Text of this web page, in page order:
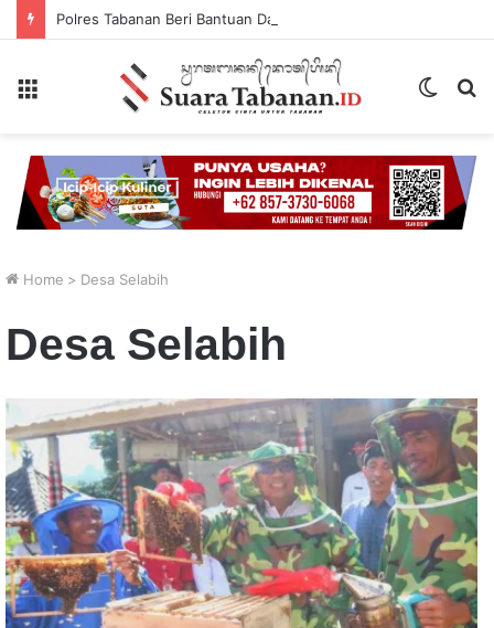
Switch
Home > Desa Selabih
Desa Selabih